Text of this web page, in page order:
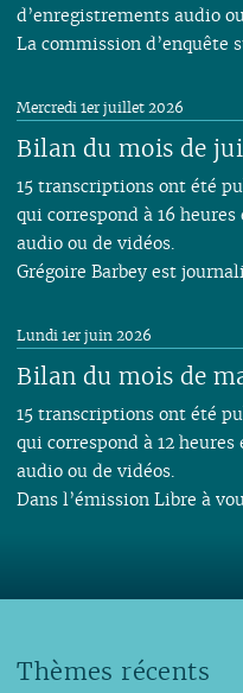
d’enregistrements audio
La commission d’enquête
Bilan du mois de
Mercredi 1er juillet 2026
15 transcriptions ont été
qui correspond à 16
audio ou de vidéos.
Grégoire Barbey est
Bilan du mois de
Lundi 1er juin 2026
15 transcriptions ont été
qui correspond à 12
audio ou de vidéos.
Dans l’émission Libre à
Thèmes récents